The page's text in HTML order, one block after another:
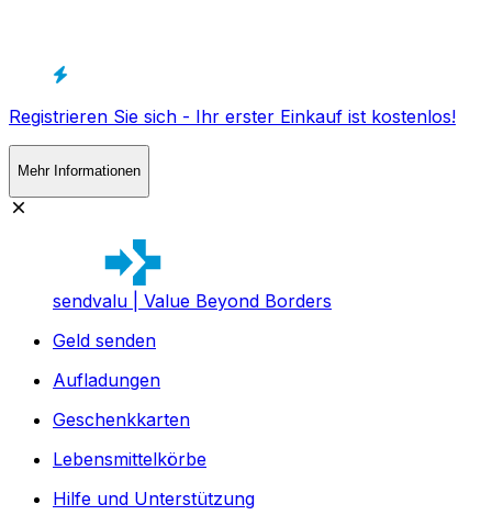
Registrieren Sie sich - Ihr erster Einkauf ist kostenlos!
Mehr Informationen
sendvalu | Value Beyond Borders
Geld senden
Aufladungen
Geschenkkarten
Lebensmittelkörbe
Hilfe und Unterstützung